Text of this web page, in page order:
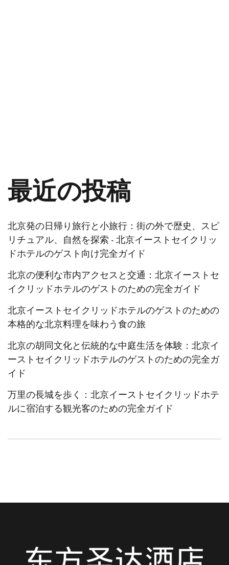
最近の投稿
北京発の日帰り旅行と小旅行：街の外で歴史、スピ
リチュアル、自然を探索 - 北京イーストセイクリッ
ドホテルのゲスト向け完全ガイド
北京の便利な市内アクセスと交通：北京イーストセ
イクリッドホテルのゲストのための完全ガイド
北京イーストセイクリッドホテルのゲストのための
本格的な北京料理を味わう食の旅
北京の胡同文化と伝統的な中庭生活を体験：北京イ
ーストセイクリッドホテルのゲストのための完全ガ
イド
万里の長城を歩く：北京イーストセイクリッドホテ
ルに宿泊する観光客のための完全ガイド
Russian